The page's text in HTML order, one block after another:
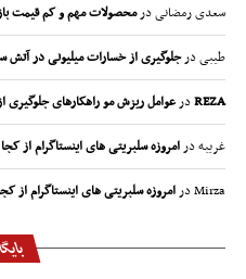
سعدی رمضانیدرمحصولات مهم و کم قیمت
طیبیدرجلوگیری از خسارات میلیونی در آتش
REZAدرعوامل ریزش مو راهکارهای جلوگیری
غریبهدرامروزه سلبریتی های اینستاگرام از
Mirzaدرامروزه سلبریتی های اینستاگرام از